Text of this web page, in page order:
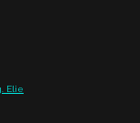
Elie